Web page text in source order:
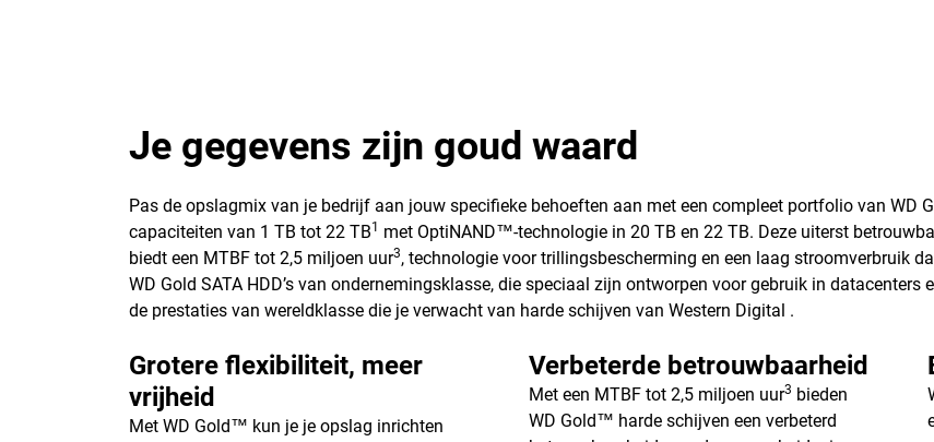
Je gegevens zijn goud waard
Pas de opslagmix van je bedrijf aan jouw specifieke behoeften aan met een compleet portfolio van WD
capaciteiten van 1 TB tot 22 TB1
met OptiNAND™-technologie in 20 TB en 22 TB. Deze uiterst
biedt een MTBF tot 2,5 miljoen uur3, technologie voor trillingsbescherming en een laag stroomverbruik
WD Gold SATA HDD’s van ondernemingsklasse, die speciaal zijn ontworpen voor gebruik in
de prestaties van wereldklasse die je verwacht van harde schijven van Western Digital .
Grotere flexibiliteit, meer
vrijheid
Met WD Gold™ kun je je opslag inrichten
Verbeterde betrouwbaarheid
Met een MTBF tot 2,5 miljoen uur3 bieden
WD Gold™ harde schijven een verbeterd